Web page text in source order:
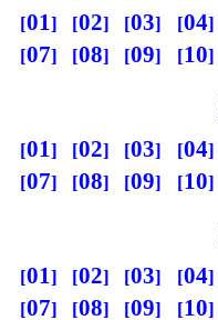
01 02 03 04
07
08 09 10
01 02 03 04
07
08 09 10
01 02 03 04
07
08 09 10